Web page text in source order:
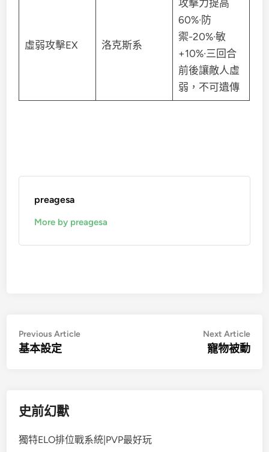
虛弱攻擊EX 洛克斯系
攻擊力提高
60%·防
禦-20%·敏
+10%·三回合
前後讓敵人虛
弱，不可遺傳
preagesa
More by preagesa
Previous Article
基本設定
Next Article
寵物被動
史前幻獸
獨特ELO排位戰系統|PVP最好玩